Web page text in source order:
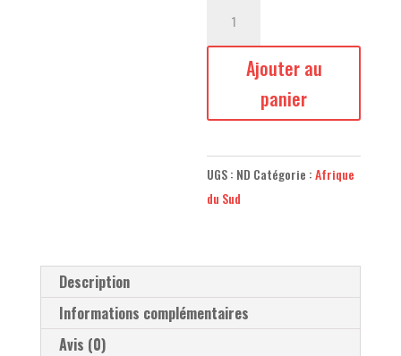
Rhino
Ajouter au
panier
UGS : ND Catégorie :Afrique
du Sud
Description
Informations complémentaires
Avis (0)